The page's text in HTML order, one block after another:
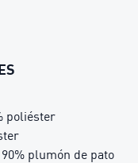
poliéster
plumón de pato